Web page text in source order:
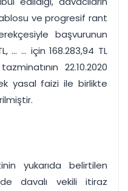
ve progresif rant
başvurunun
... ... için 168.283,94 TL
22.10.2020
yasal faizi ile birlikte
yukarıda belirtilen
davalı vekili itiraz